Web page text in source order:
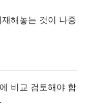
해놓는 것이 나중
비교 검토해야 합